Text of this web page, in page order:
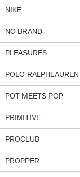
NIKE
NO BRAND
PLEASURES
POLO RALPHLAUREN
POT MEETS POP
PRIMITIVE
PROCLUB
PROPPER